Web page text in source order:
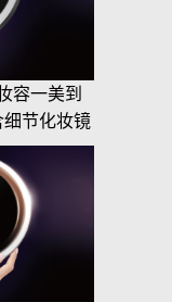
容一美到
节化妆镜